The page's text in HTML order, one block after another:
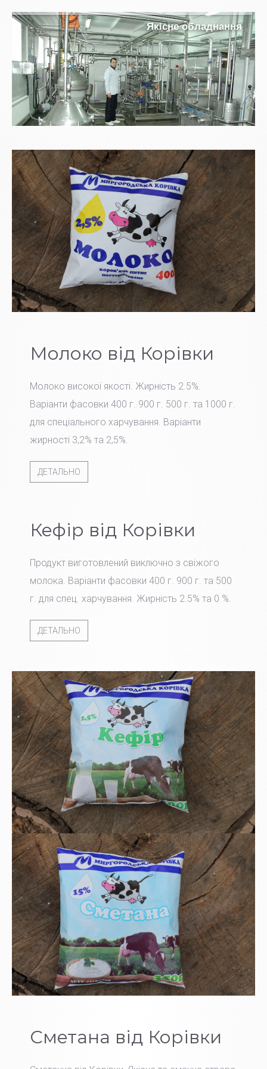
Молоко від Корівки
Молоко високої якості. Жирність 2.5%.
Варіанти фасовки 400 г. 900 г. 500 г. та 1000 г.
для спеціального харчування. Варіанти
жирності 3,2% та 2,5%.
ДЕТАЛЬНО
Кефір від Корівки
Продукт виготовлений виключно з свіжого
молока. Варіанти фасовки 400 г. 900 г. та 500
г. для спец. харчування. Жирність 2.5% та 0 %.
ДЕТАЛЬНО
Сметана від Корівки